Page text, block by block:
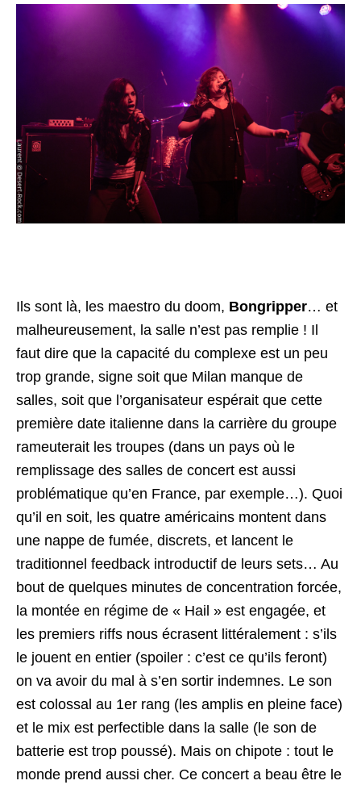
Ils sont là, les maestro du doom, Bongripper… et
malheureusement, la salle n’est pas remplie ! Il
faut dire que la capacité du complexe est un peu
trop grande, signe soit que Milan manque de
salles, soit que l’organisateur espérait que cette
première date italienne dans la carrière du groupe
rameuterait les troupes (dans un pays où le
remplissage des salles de concert est aussi
problématique qu’en France, par exemple…). Quoi
qu’il en soit, les quatre américains montent dans
une nappe de fumée, discrets, et lancent le
traditionnel feedback introductif de leurs sets… Au
bout de quelques minutes de concentration forcée,
la montée en régime de « Hail » est engagée, et
les premiers riffs nous écrasent littéralement : s’ils
le jouent en entier (spoiler : c’est ce qu’ils feront)
on va avoir du mal à s’en sortir indemnes. Le son
est colossal au 1er rang (les amplis en pleine face)
et le mix est perfectible dans la salle (le son de
batterie est trop poussé). Mais on chipote : tout le
monde prend aussi cher. Ce concert a beau être le